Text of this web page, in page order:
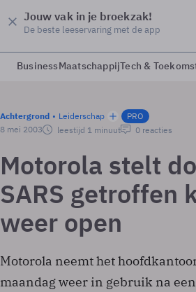
Jouw vak in je broekzak!
De beste leeservaring met de app
BusinessMaatschappijTech &
Achtergrond Leiderschap
PRO
8 mei 2003
leestijd 1 minuut 0 reacties
Motorola stelt
SARS getroffen
weer open
Motorola neemt het
maandag weer in gebruik na